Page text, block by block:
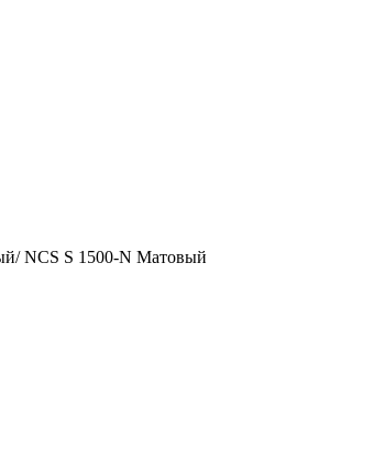
NCS S 1500-N Матовый